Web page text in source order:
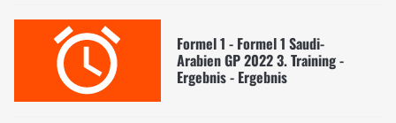
Formel 1 - Formel 1 Saudi-
Arabien GP 2022 3. Training -
Ergebnis - Ergebnis